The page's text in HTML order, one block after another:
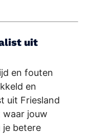
uit
en fouten
en
uit Friesland
waar jouw
je betere